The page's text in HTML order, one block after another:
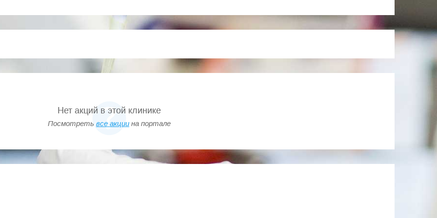
600 ₽
1 350 ₽ —
документов (справка, экстр.извещение, выписка и др.) 450 ₽ —
документов (справка, экстр.извещение, выписка и др.)
200 ₽ —
ЭКГ расшифровка
документов (справка, экстр.извещение, выписка и др.)
Нет акций в этой клинике
Посмотреть все акции на портале